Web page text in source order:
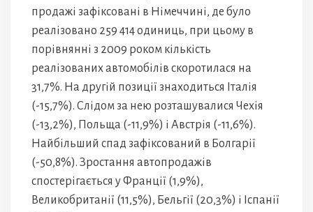
продажі зафіксовані в Німеччині, де було
реалізовано 259 414 одиниць, при цьому в
порівнянні з 2009 роком кількість
реалізованих автомобілів скоротилася на
31,7%. На другій позиції знаходиться Італія
(-15,7%). Слідом за нею розташувалися Чехія
(-13,2%), Польща (-11,9%) і Австрія (-11,6%).
Найбільший спад зафіксований в Болгарії
(-50,8%). Зростання автопродажів
спостерігається у Франції (1,9%),
Великобританії (11,5%), Бельгії (20,3%) і Іспанії